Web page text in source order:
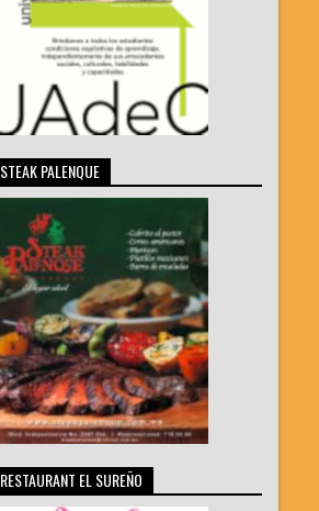
STEAK PALENQUE
RESTAURANT EL SUREÑO